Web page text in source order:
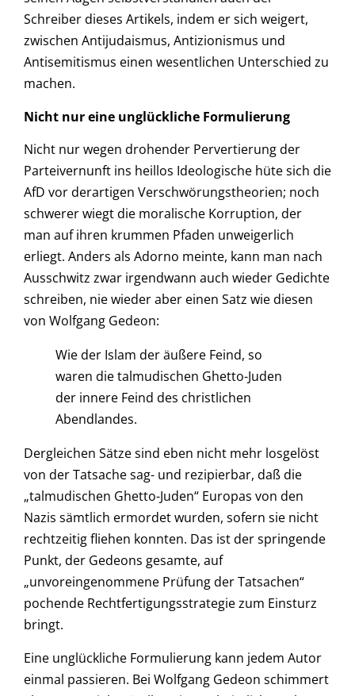
Schreiber dieses Artikels, indem er sich weigert,
zwischen Antijudaismus, Antizionismus und
Antisemitismus einen wesentlichen Unterschied zu
machen.
Nicht nur eine unglückliche Formulierung
Nicht nur wegen drohender Pervertierung der
Parteivernunft ins heillos Ideologische hüte sich die
AfD vor derartigen Verschwörungstheorien; noch
schwerer wiegt die moralische Korruption, der
man auf ihren krummen Pfaden unweigerlich
erliegt. Anders als Adorno meinte, kann man nach
Ausschwitz zwar irgendwann auch wieder Gedichte
schreiben, nie wieder aber einen Satz wie diesen
von Wolfgang Gedeon:
Wie der Islam der äußere Feind, so
waren die talmudischen Ghetto-Juden
der innere Feind des christlichen
Abendlandes.
Dergleichen Sätze sind eben nicht mehr losgelöst
von der Tatsache sag- und rezipierbar, daß die
„talmudischen Ghetto-Juden“ Europas von den
Nazis sämtlich ermordet wurden, sofern sie nicht
rechtzeitig fliehen konnten. Das ist der springende
Punkt, der Gedeons gesamte, auf
„unvoreingenommene Prüfung der Tatsachen“
pochende Rechtfertigungsstrategie zum Einsturz
bringt.
Eine unglückliche Formulierung kann jedem Autor
einmal passieren. Bei Wolfgang Gedeon schimmert